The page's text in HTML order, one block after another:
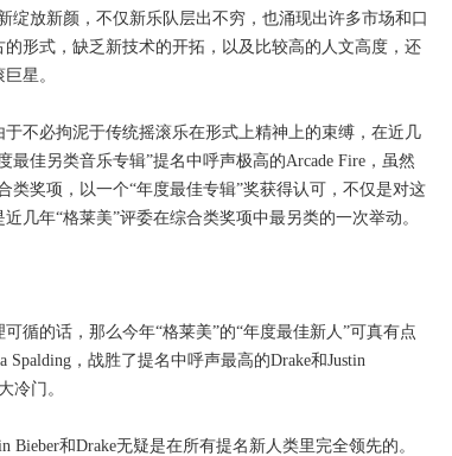
绽放新颜，不仅新乐队层出不穷，也涌现出许多市场和口
形式，缺乏新技术的开拓，以及比较高的人文高度，还
星。
必拘泥于传统摇滚乐在形式上精神上的束缚，在近几
最佳另类音乐专辑”提名中呼声极高的Arcade Fire，虽然
类奖项，以一个“年度最佳专辑”奖获得认可，不仅是对这
几年“格莱美”评委在综合类奖项中最另类的一次举动。
的话，那么今年“格莱美”的“年度最佳新人”可真有点
Spalding，战胜了提名中呼声最高的Drake和Justin
冷门。
和Drake无疑是在所有提名新人类里完全领先的。